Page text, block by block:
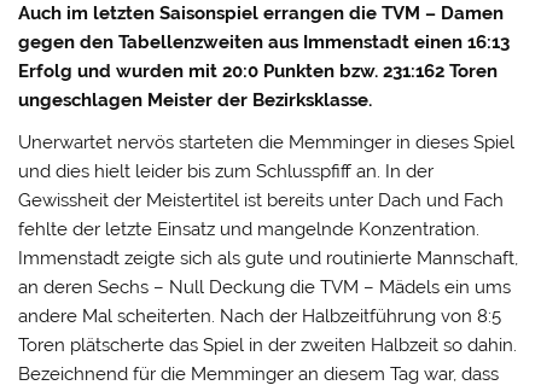
Auch im letzten Saisonspiel errangen die TVM – Damen
gegen den Tabellenzweiten aus Immenstadt einen 16:13
Erfolg und wurden mit 20:0 Punkten bzw. 231:162 Toren
ungeschlagen Meister der Bezirksklasse.
Unerwartet nervös starteten die Memminger in dieses Spiel
und dies hielt leider bis zum Schlusspfiff an. In der
Gewissheit der Meistertitel ist bereits unter Dach und Fach
fehlte der letzte Einsatz und mangelnde Konzentration.
Immenstadt zeigte sich als gute und routinierte Mannschaft,
an deren Sechs – Null Deckung die TVM – Mädels ein ums
andere Mal scheiterten. Nach der Halbzeitführung von 8:5
Toren plätscherte das Spiel in der zweiten Halbzeit so dahin.
Bezeichnend für die Memminger an diesem Tag war, dass